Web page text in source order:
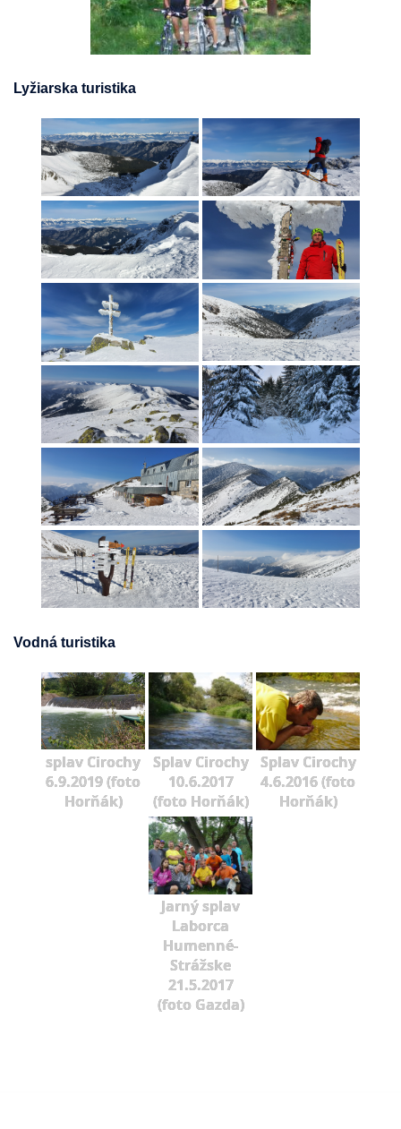
Lyžiarska turistika
Vodná turistika
splav Cirochy
6.9.2019 (foto
Horňák)
Splav Cirochy
10.6.2017
(foto Horňák)
Splav Cirochy
4.6.2016 (foto
Horňák)
Jarný splav
Laborca
Humenné-
Strážske
21.5.2017
(foto Gazda)